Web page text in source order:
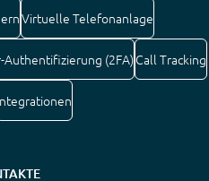
Virtuelle Telefonanlage
Authentifizierung (2FA)Call Tracking